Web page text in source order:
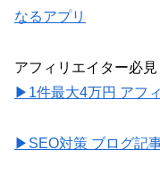
なるアプリ
アフィリエイター必見
▶1件最大4万円 アフ
▶SEO対策 ブログ記